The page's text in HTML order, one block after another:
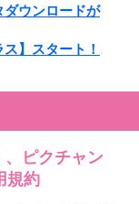
ダウンロードが
】
スタート！
ピクチャン
規約